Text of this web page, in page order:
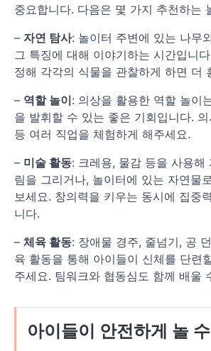
중요합니다. 다음은 몇 가지 추천하는
– 자연 탐사: 놀이터 주변에 있는 나무
그 특징에 대해 이야기하는 시간입니
정해 각각의 식물을 관찰하게 하면 더
– 역할 놀이: 의상을 활용한 역할 놀이
을 발휘할 수 있는 좋은 기회입니다.
등 여러 직업을 체험하게 해주세요.
– 미술 활동: 크레용, 물감 등을 사용해
림을 그리거나, 놀이터에 있는 자연물
보세요. 창의력을 키우는 동시에 집중
니다.
– 체육 활동: 장애물 경주, 줄넘기, 공
육 활동을 통해 아이들이 신체를 단련
주세요. 팀워크와 협동심도 함께 배울
아이들이 안전하게 놀